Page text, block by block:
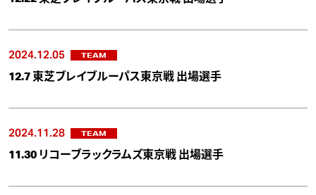
2024.12.05 TEAM
12.7 東芝ブレイブルーパス東京戦 出場選手
2024.11.28 TEAM
11.30 リコーブラックラムズ東京戦 出場選手